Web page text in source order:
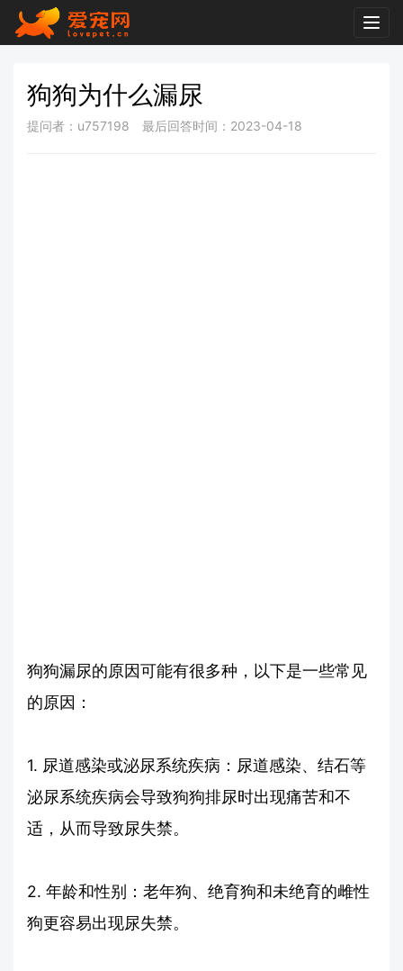
狗狗为什么漏尿
提问者：u757198 最后回答时间：2023-04-18
狗狗漏尿的原因可能有很多种，以下是一些常见
的原因：
1. 尿道感染或泌尿系统疾病：尿道感染、结石等
泌尿系统疾病会导致狗狗排尿时出现痛苦和不
适，从而导致尿失禁。
2. 年龄和性别：老年狗、绝育狗和未绝育的雌性
狗更容易出现尿失禁。